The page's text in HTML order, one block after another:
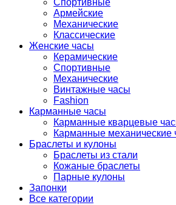
Спортивные
Армейские
Механические
Классические
Женские часы
Керамические
Спортивные
Механические
Винтажные часы
Fashion
Карманные часы
Карманные кварцевые
Карманные механические
Браслеты и кулоны
Браслеты из стали
Кожаные браслеты
Парные кулоны
Запонки
Все категории